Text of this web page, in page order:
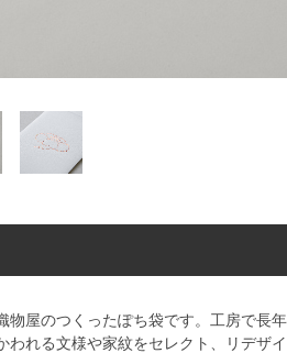
物屋のつくったぽち袋です。工房で長
われる文様や家紋をセレクト、リデザ